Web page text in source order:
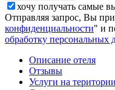
хочу получать самые
Отправляя запрос, Вы
конфиденциальности" и
обработку персональных
Описание отеля
Отзывы
Услуги на